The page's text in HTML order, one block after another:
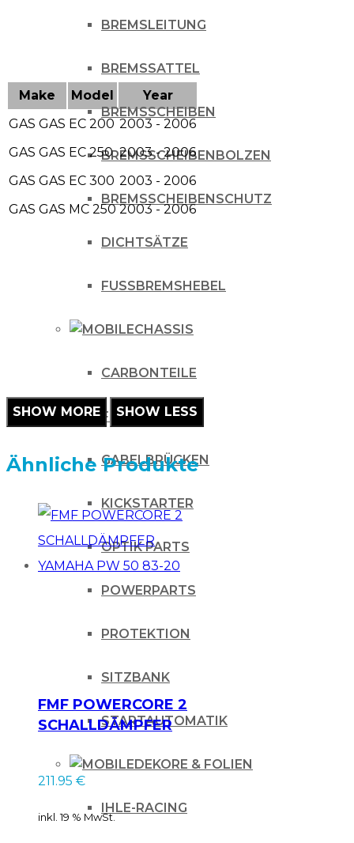
BREMSLEITUNG
BREMSSATTEL
BREMSSCHEIBEN
BREMSSCHEIBENBOLZEN
BREMSSCHEIBENSCHUTZ
DICHTSÄTZE
FUSSBREMSHEBEL
CHASSIS
CARBONTEILE
FUSSRASTEN
GABELBRÜCKEN
KICKSTARTER
OPTIK PARTS
POWERPARTS
PROTEKTION
SITZBANK
STARTAUTOMATIK
DEKORE & FOLIEN
IHLE-RACING
Make Model
Year
GAS GAS EC 200 2003 - 2006
GAS GAS EC 250 2003 - 2006
GAS GAS EC 300 2003 - 2006
GAS GAS MC 250 2003 - 2006
Ähnliche Produkte
FMF POWERCORE 2
SCHALLDÄMPFER
20
211.95 €
inkl. 19 % MwSt.